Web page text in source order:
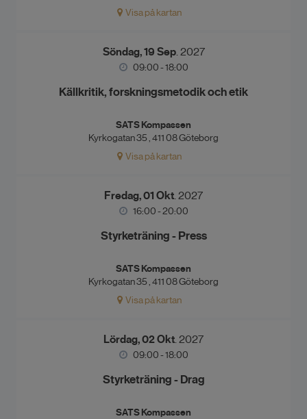
Visa på kartan
Söndag, 19 Sep. 2027
09:00 - 18:00
Källkritik, forskningsmetodik och etik
SATS Kompassen
Kyrkogatan 35 , 411 08 Göteborg
Visa på kartan
Fredag, 01 Okt. 2027
16:00 - 20:00
Styrketräning - Press
SATS Kompassen
Kyrkogatan 35 , 411 08 Göteborg
Visa på kartan
Lördag, 02 Okt. 2027
09:00 - 18:00
Styrketräning - Drag
SATS Kompassen